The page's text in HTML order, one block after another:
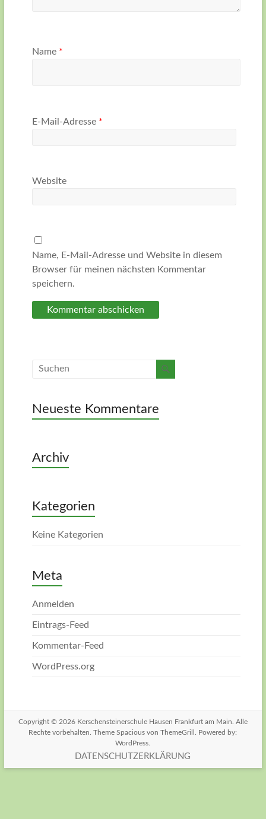
Name *
E-Mail-Adresse *
Website
Name, E-Mail-Adresse und Website in diesem
Browser für meinen nächsten Kommentar
speichern.
Neueste Kommentare
Archiv
Kategorien
Keine Kategorien
Meta
Anmelden
Eintrags-Feed
Kommentar-Feed
WordPress.org
Copyright © 2026 Kerschensteinerschule Hausen Frankfurt am Main . Alle
Rechte vorbehalten. ThemeSpacious von ThemeGrill. Powered by:
WordPress
DATENSCHUTZERKLÄRUNG